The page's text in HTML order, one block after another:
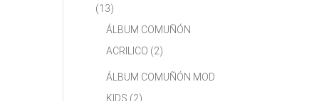
(13)
ÁLBUM COMUÑÓN
ACRILICO (2)
ÁLBUM COMUÑÓN MOD
KIDS (2)